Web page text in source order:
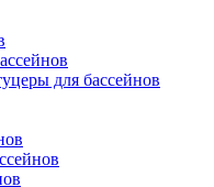
для бассейнов